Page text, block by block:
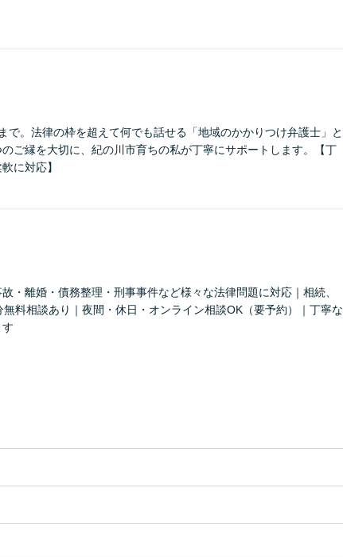
で。法律の枠を超えて何でも話せる「地域のかかりつけ弁護士」と
ご縁を大切に、紀の川市育ちの私が丁寧にサポートします。【丁
に対応】
・離婚・債務整理・刑事事件など様々な法律問題に対応｜相続、
料相談あり｜夜間・休日・オンライン相談OK（要予約）｜丁寧な